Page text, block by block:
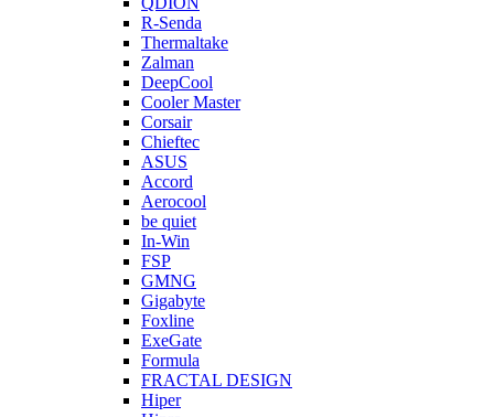
R-Senda
Thermaltake
Zalman
DeepCool
Cooler Master
Corsair
Chieftec
ASUS
Accord
Aerocool
be quiet
In-Win
FSP
GMNG
Gigabyte
Foxline
ExeGate
Formula
FRACTAL DESIGN
Hiper